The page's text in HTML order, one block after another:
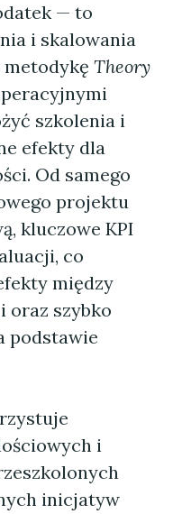
— to
i skalowania
metodykę Theory
szkolenia i
efekty dla
Od samego
projektu
kluczowe KPI
co
między
oraz szybko
podstawie
i
inicjatyw